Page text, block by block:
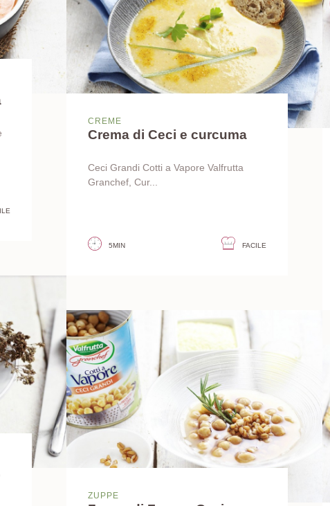
CREME
Crema di Ceci e curcuma
Ceci Grandi Cotti a Vapore Valfrutta
Granchef, Cur...
5MIN FACILE
ZUPPE